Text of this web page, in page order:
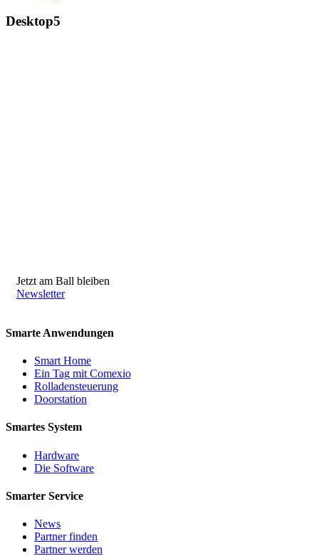
Desktop5
Jetzt am Ball bleiben
Newsletter
Smarte Anwendungen
Smart Home
Ein Tag mit Comexio
Rolladensteuerung
Doorstation
Smartes System
Hardware
Die Software
Smarter Service
News
Partner finden
Partner werden